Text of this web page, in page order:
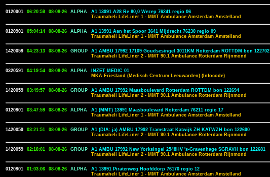
0120901 06:20:59 08-08-26 ALPHA
A1 13991 A28 Re 80,0 Wezep 76241 regio 06
Traumaheli LifeLiner 1 - MMT Ambulance Amsterdam Amstelland
0120901 05:04:14 08-08-26 ALPHA
A1 13991 Aan het Spoor 3641 Mijdrecht 76230 regio 09
Traumaheli LifeLiner 1 - MMT Ambulance Amsterdam Amstelland
1420059 04:23:13 08-08-26 GROUP
A1 AMBU 17992 17109 Goudsesingel 3011KM Rotterdam ROTTDM bon 122702
Traumaheli LifeLiner 2 - MMT 90.1 Ambulance Rotterdam Rijnmond
0320591 04:19:54 08-08-26 ALPHA
INZET MEDIC 01
MKA Friesland (Medisch Centrum Leeuwarden) (Infocode)
1420059 03:49:57 08-08-26 GROUP
A1 AMBU 17992 Maasboulevard Rotterdam ROTTDM bon 122694
Traumaheli LifeLiner 2 - MMT 90.1 Ambulance Rotterdam Rijnmond
0120901 03:47:59 08-08-26 ALPHA
A1 (MMT) 13991 Maasboulevard Rotterdam 76211 regio 17
Traumaheli LifeLiner 1 - MMT Ambulance Amsterdam Amstelland
1420059 03:21:51 08-08-26 GROUP
A1 (DIA: ja) AMBU 17992 Tramstraat Katwijk ZH KATWZH bon 122690
Traumaheli LifeLiner 2 - MMT 90.1 Ambulance Rotterdam Rijnmond
1420059 02:18:01 08-08-26 GROUP
A1 AMBU 17992 New Yorksingel 2548HV 's-Gravenhage SGRAVH bon 122681
Traumaheli LifeLiner 2 - MMT 90.1 Ambulance Rotterdam Rijnmond
0120901 01:03:06 08-08-26 ALPHA
A1 13991 Piratenweg Hoofddorp 76170 regio 12
Traumaheli LifeLiner 1 - MMT Ambulance Amsterdam Amstelland